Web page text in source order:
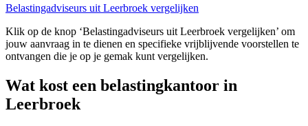
Belastingadviseurs uit Leerbroek vergelijken
Klik op de knop ‘Belastingadviseurs uit Leerbroek vergelijken’ om
jouw aanvraag in te dienen en specifieke vrijblijvende voorstellen te
ontvangen die je op je gemak kunt vergelijken.
Wat kost een belastingkantoor in
Leerbroek